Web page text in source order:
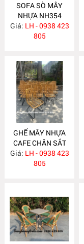
SOFA SÒ MÂY
NHỰA NH354
Giá: LH - 0938 423
805
GHẾ MÂY NHỰA
CAFE CHÂN SẮT
NH351
Giá: LH - 0938 423
805